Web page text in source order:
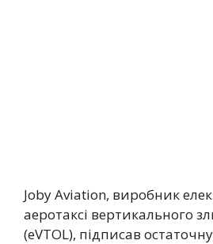
Joby Aviation, виробник
аеротаксі вертикального
(eVTOL), підписав